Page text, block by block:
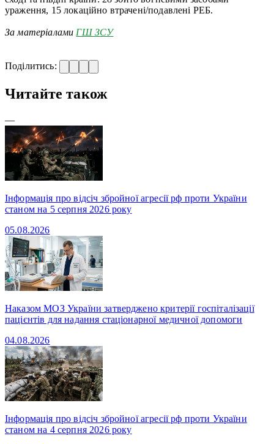
ураження, 15 локаційно втрачені/подавлені РЕБ.
За матеріалами ГШ ЗСУ
Поділитись:
Читайте також
—
Інформація про відсіч збройної агресії рф проти України
станом на 5 серпня 2026 року
05.08.2026
Наказом МОЗ України затверджено критерії госпіталізації
пацієнтів для надання стаціонарної медичної допомоги
04.08.2026
Інформація про відсіч збройної агресії рф проти України
станом на 4 серпня 2026 року